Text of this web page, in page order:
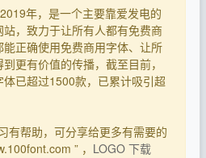
年，是一个主要靠爱发电的
，致力于让所有人都有免费商
正确使用免费商用字体、让所
更有价值的传播，截至目前，
已超过1500款，已累计吸引超
有帮助，可分享给更多有需要的
” ， LOGO 下载